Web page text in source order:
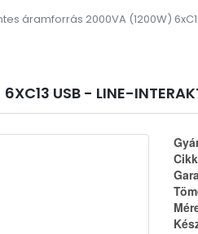
áramforrás 2000VA (1200W)
USB - LINE-